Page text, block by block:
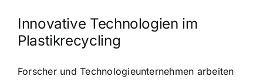
Innovative Technologien im
Plastikrecycling
Forscher und Technologieunternehmen arbeiten